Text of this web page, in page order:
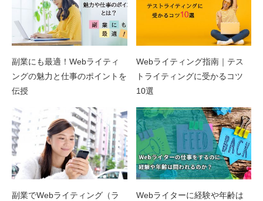
副業にも最適！Webライティ
ングの魅力と仕事のポイントを
伝授
Webライティング指南｜テス
トライティングに受かるコツ
10選
副業でWebライティング（ラ
Webライターに経験や年齢は